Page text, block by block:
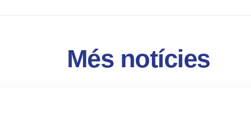
Més notícies